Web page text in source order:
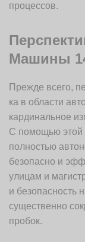
процессов.
Машины
Прежде всего,
ка в области
кардинальное
С помощью этой
полностью
безопасно и
улицам и
и безопасность
существенно
пробок.